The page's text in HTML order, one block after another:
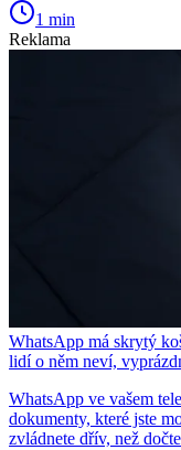
1 min
Reklama
WhatsApp má skrytý
lidí o něm neví,
WhatsApp ve vašem
dokumenty, které jste
zvládnete dřív, než